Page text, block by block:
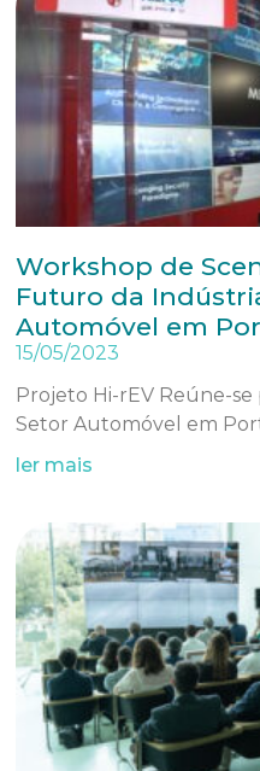
Workshop de
Futuro da
Automóvel em
15/05/2023
Projeto Hi-rEV Reúne-
Setor Automóvel em
ler mais